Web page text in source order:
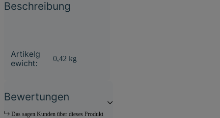
Beschreibung
Produkteigenschaft
Wert
Artikelg
ewicht:
0,42 kg
Bewertungen
Das sagen Kunden über dieses Produkt